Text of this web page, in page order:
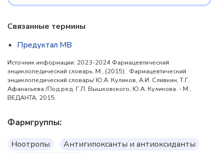
Связанные термины
Предуктал МВ
Источник информации: 2023-2024 Фармацевтический
энциклопедический словарь. М., (2015) . Фармацевтический
энциклопедический словарь/ Ю.А. Куликов, А.И. Сливкин, Т.Г.
Афанасьева /Под ред. Г.Л. Вышковского, Ю.А. Куликова. - М.,
ВЕДАНТА, 2015.
Фармгруппы:
Ноотропы
Антигипоксанты и антиоксиданты